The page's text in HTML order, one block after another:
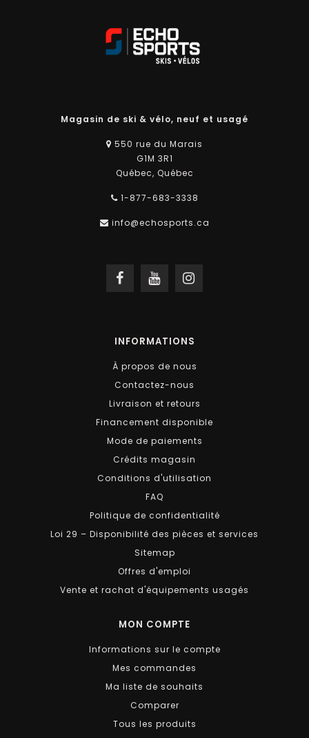
Magasin de ski & vélo, neuf et usagé
550 rue du Marais
G1M 3R1
Québec, Québec
1-877-683-3338
info@echosports.ca
INFORMATIONS
À propos de nous
Contactez-nous
Livraison et retours
Financement disponible
Mode de paiements
Crédits magasin
Conditions d'utilisation
FAQ
Politique de confidentialité
Loi 29 – Disponibilité des pièces et services
Sitemap
Offres d'emploi
Vente et rachat d'équipements usagés
MON COMPTE
Informations sur le compte
Mes commandes
Ma liste de souhaits
Comparer
Tous les produits